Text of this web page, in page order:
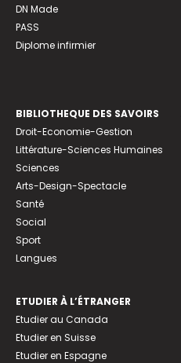
DN Made
PASS
Diplome infirmier
BIBLIOTHEQUE DES SAVOIRS
Droit-Economie-Gestion
Littérature-Sciences Humaines
Sciences
Arts-Design-Spectacle
Santé
Social
Sport
Langues
ETUDIER À L’ÉTRANGER
Etudier au Canada
Etudier en Suisse
Etudier en Espagne